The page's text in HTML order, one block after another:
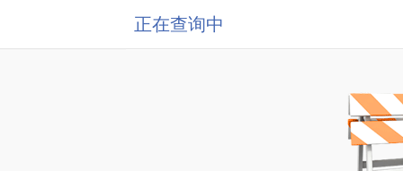
正在查询中